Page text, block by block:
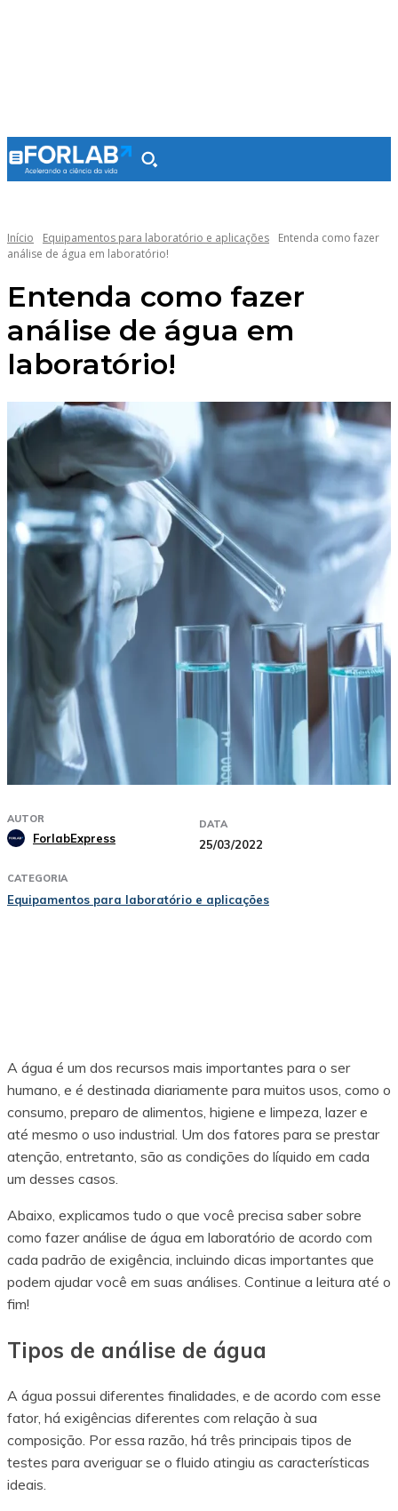
Início Equipamentos para laboratório e aplicações
Entenda como fazer
análise de água em laboratório!
Entenda como fazer
análise de água em
laboratório!
AUTOR
ForlabExpress
DATA
25/03/2022
CATEGORIA
Equipamentos para laboratório e aplicações
A água é um dos recursos mais importantes para o ser
humano, e é destinada diariamente para muitos usos, como o
consumo, preparo de alimentos, higiene e limpeza, lazer e
até mesmo o uso industrial. Um dos fatores para se prestar
atenção, entretanto, são as condições do líquido em cada
um desses casos.
Abaixo, explicamos tudo o que você precisa saber sobre
como fazer análise de água em laboratório de acordo com
cada padrão de exigência, incluindo dicas importantes que
podem ajudar você em suas análises. Continue a leitura até o
fim!
Tipos de análise de água
A água possui diferentes finalidades, e de acordo com esse
fator, há exigências diferentes com relação à sua
composição. Por essa razão, há três principais tipos de
testes para averiguar se o fluido atingiu as características
ideais.